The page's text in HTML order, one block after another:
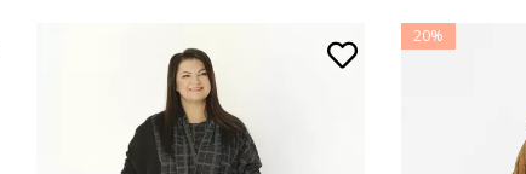
20%